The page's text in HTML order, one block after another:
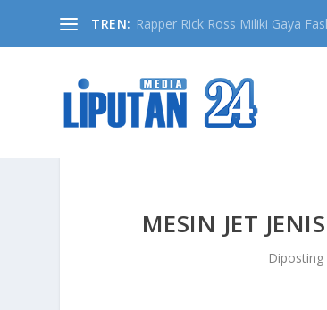
TREN: Rapper Rick Ross Miliki Gaya
MESIN JET